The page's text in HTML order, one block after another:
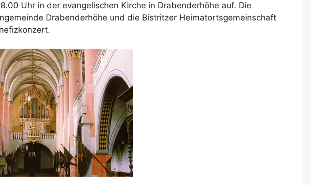
Uhr in der evangelischen Kirche in Drabenderhöhe auf. Die
Drabenderhöhe und die Bistritzer Heimatortsgemeinschaft